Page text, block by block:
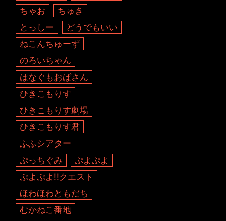
ちゃお
ちゅき
とっしー
どうでもいい
ねこんちゅーず
のろいちゃん
はなぐもおばさん
ひきこもりす
ひきこもりす劇場
ひきこもりす君
ふふシアター
ぷっちぐみ
ぷよぷよ
ぷよぷよ!!クエスト
ほわほわともだち
むかねこ番地